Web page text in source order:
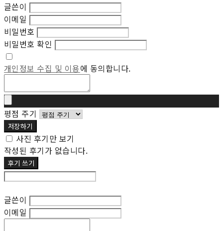
글쓴이
이메일
비밀번호
비밀번호 확인
개인정보 수집 및 이용에 동의합니다.
평점 주기
저장하기
사진 후기만 보기
작성된 후기가 없습니다.
후기 쓰기
글쓴이
이메일